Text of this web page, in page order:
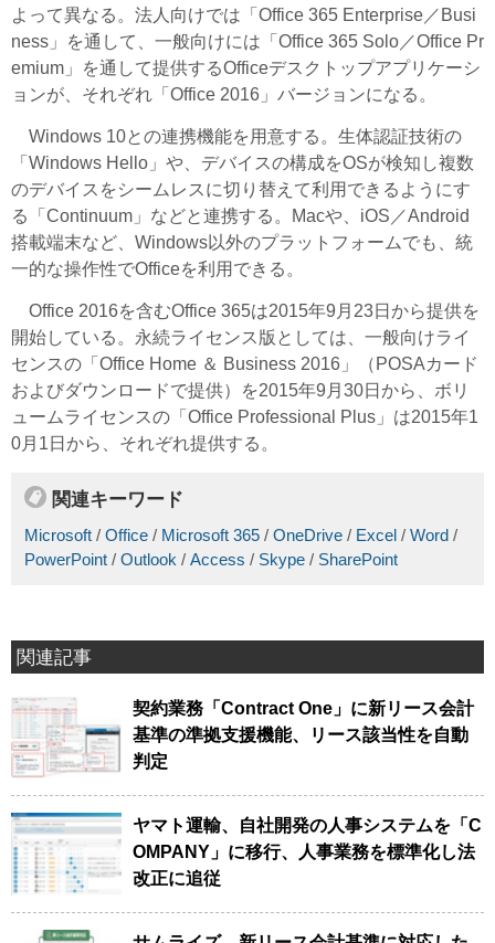
よって異なる。法人向けでは「Office 365 Enterprise／Busi
ness」を通して、一般向けには「Office 365 Solo／Office Pr
emium」を通して提供するOfficeデスクトップアプリケーシ
ョンが、それぞれ「Office 2016」バージョンになる。
Windows 10との連携機能を用意する。生体認証技術の
「Windows Hello」や、デバイスの構成をOSが検知し複数
のデバイスをシームレスに切り替えて利用できるようにす
る「Continuum」などと連携する。Macや、iOS／Android
搭載端末など、Windows以外のプラットフォームでも、統
一的な操作性でOfficeを利用できる。
Office 2016を含むOffice 365は2015年9月23日から提供を
開始している。永続ライセンス版としては、一般向けライ
センスの「Office Home ＆ Business 2016」（POSAカード
およびダウンロードで提供）を2015年9月30日から、ボリ
ュームライセンスの「Office Professional Plus」は2015年1
0月1日から、それぞれ提供する。
関連キーワード
Microsoft / Office / Microsoft 365 / OneDrive / Excel / Word /
PowerPoint / Outlook / Access / Skype / SharePoint
関連記事
契約業務「Contract One」に新リース会計
基準の準拠支援機能、リース該当性を自動
判定
ヤマト運輸、自社開発の人事システムを「C
OMPANY」に移行、人事業務を標準化し法
改正に追従